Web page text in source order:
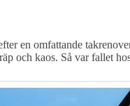
en omfattande
och kaos. Så var fallet